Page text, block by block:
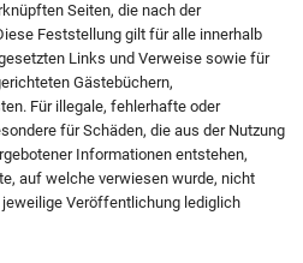
Seiten, die nach der
Feststellung gilt für alle innerhalb
Links und Verweise sowie für
Gästebüchern,
Für illegale, fehlerhafte oder
für Schäden, die aus der Nutzung
Informationen entstehen,
auf welche verwiesen wurde, nicht
Veröffentlichung lediglich